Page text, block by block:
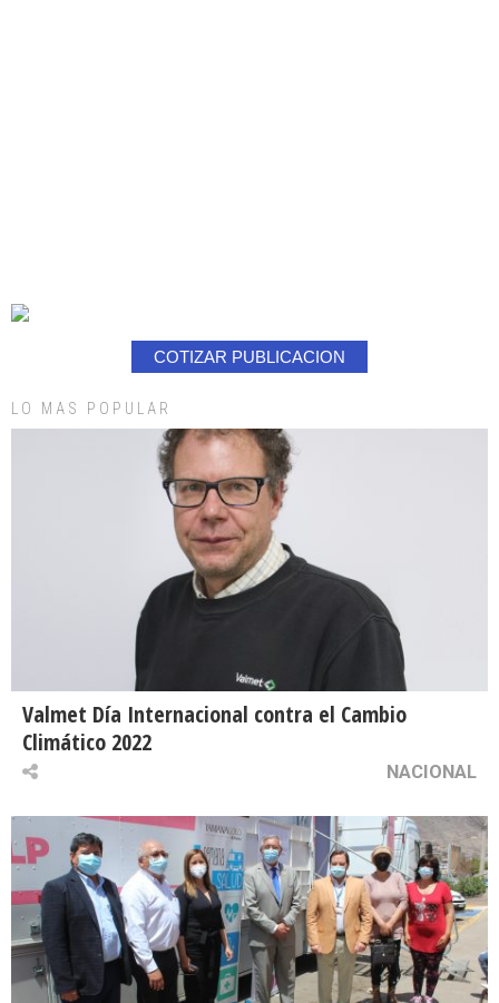
COTIZAR PUBLICACION
LO MAS POPULAR
Valmet Día Internacional contra el Cambio
Climático 2022
NACIONAL